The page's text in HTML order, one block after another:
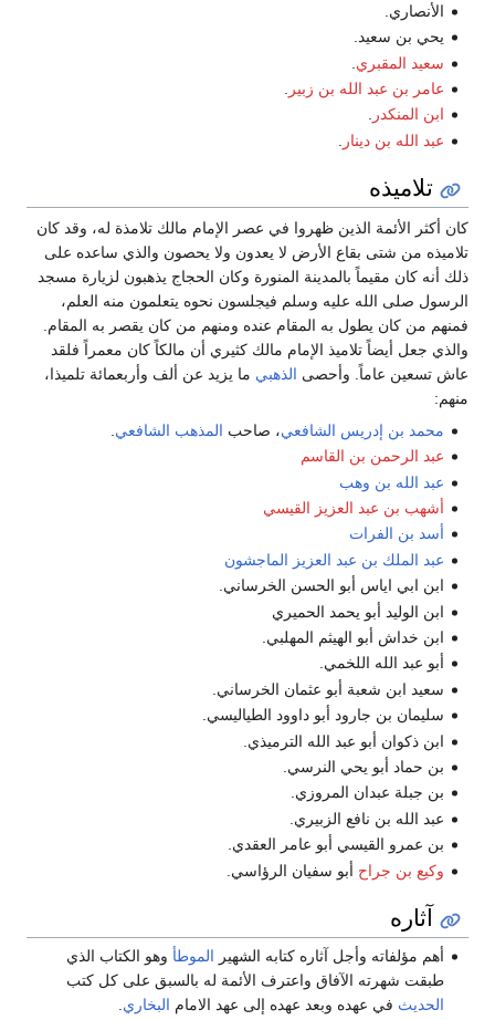
الأنصاري.
يحي بن سعيد.
سعيد المقبري
عامر بن عبد الله بن زبير
ابن المنكدر .
عبد الله بن دينار
تلاميذه
كان أكثر الأئمة الذين ظهروا في عصر الإمام مالك تلامذة له، وقد كان
تلاميذه من شتى بقاع الأرض لا يعدون ولا يحصون والذي ساعده على
ذلك أنه كان مقيماً بالمدينة المنورة وكان الحجاج يذهبون لزيارة مسجد
الرسول صلى الله عليه وسلم فيجلسون نحوه يتعلمون منه العلم،
فمنهم من كان يطول به المقام عنده ومنهم من كان يقصر به المقام.
والذي جعل أيضاً تلاميذ الإمام مالك كثيري أن مالكاً كان معمراً فلقد
عاش تسعين عاماً. وأحصى الذهبي ما يزيد عن ألف وأربعمائة تلميذا،
منهم:
محمد بن إدريس الشافعي، صاحب المذهب الشافعي
عبد الرحمن بن القاسم
عبد الله بن وهب
أشهب بن عبد العزيز القيسي
أسد بن الفرات
عبد الملك بن عبد العزيز الماجشون
ابن ابي اياس أبو الحسن الخرساني.
ابن الوليد أبو يحمد الحميري
ابن خداش أبو الهيثم المهلبي.
أبو عبد الله اللخمي.
سعيد ابن شعبة أبو عثمان الخرساني.
سليمان بن جارود أبو داوود الطياليسي.
ابن ذكوان أبو عبد الله الترميذي.
بن حماد أبو يحي النرسي.
بن جبلة عبدان المروزي.
عبد الله بن نافع الزبيري.
بن عمرو القيسي أبو عامر العقدي.
وكيع بن جراح أبو سفيان الرؤاسي.
آثاره
أهم مؤلفاته وأجل آثاره كتابه الشهير الموطأ وهو الكتاب الذي
طبقت شهرته الآفاق واعترف الأئمة له بالسبق على كل كتب
الحديث في عهده وبعد عهده إلى عهد الامام البخاري